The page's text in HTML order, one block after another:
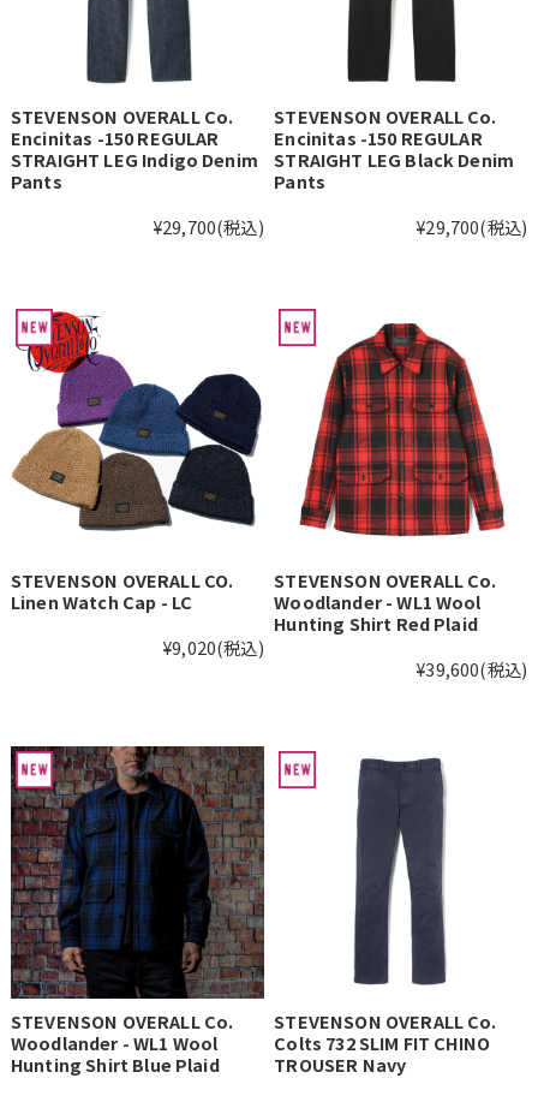
STEVENSON OVERALL Co.
Encinitas -150 REGULAR
STRAIGHT LEG Indigo Denim
Pants
¥29,700(税込)
STEVENSON OVERALL Co.
Encinitas -150 REGULAR
STRAIGHT LEG Black Denim
Pants
¥29,700(税込)
STEVENSON OVERALL CO.
Linen Watch Cap - LC
¥9,020(税込)
STEVENSON OVERALL Co.
Woodlander - WL1 Wool
Hunting Shirt Red Plaid
¥39,600(税込)
STEVENSON OVERALL Co.
Woodlander - WL1 Wool
Hunting Shirt Blue Plaid
STEVENSON OVERALL Co.
Colts 732 SLIM FIT CHINO
TROUSER Navy